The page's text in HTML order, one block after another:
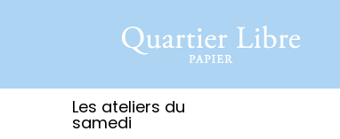
Les ateliers du
samedi